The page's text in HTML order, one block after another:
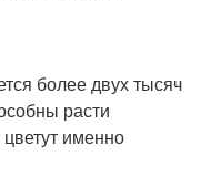
более двух тысяч
расти
именно